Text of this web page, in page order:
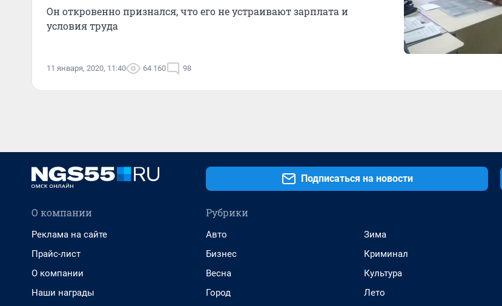
Он откровенно признался, что его не устраивают зарплата и
условия труда
11 января, 2020, 11:40 64 160 98
Подписаться на новости
О компании
Реклама на сайте
Прайс-лист
О компании
Наши награды
Рубрики
Авто
Бизнес
Весна
Город
Зима
Криминал
Культура
Лето